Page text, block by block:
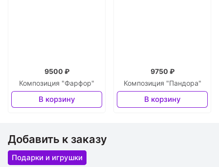
Композиция "Фарфор"
9500 ₽
В корзину
Композиция "Пандора"
9750 ₽
В корзину
Добавить к заказу
Подарки и игрушки